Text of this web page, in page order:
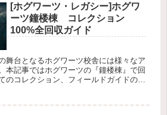
[ホグワーツ・レガシー]ホグワ
ーツ鐘楼棟 コレクション
100%全回収ガイド
舞台となるホグワーツ校舎には様々なア
本記事ではホグワーツの『鐘楼棟』で回
のコレクション、フィールドガイドのペ